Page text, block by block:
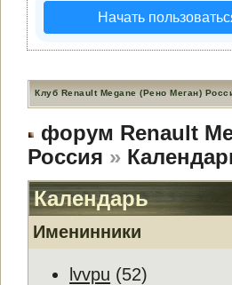
Начать
Клуб Renault Megane (Рено Меган)
форум Renault
Россия »
Календарь
Именинники
lvvpu (52)